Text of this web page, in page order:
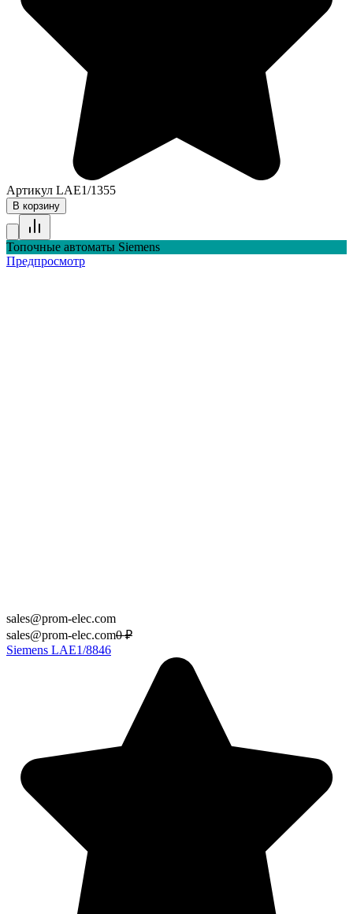
Артикул LAE1/1355
В корзину
Топочные автоматы Siemens
Предпросмотр
sales@prom-elec.com
sales@prom-elec.com0 ₽
Siemens LAE1/8846